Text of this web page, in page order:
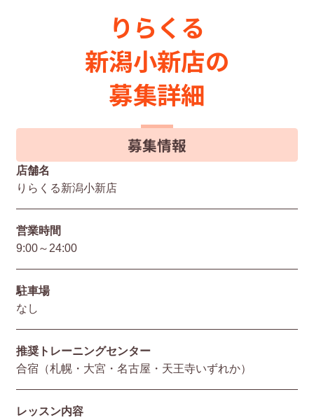
りらくる
新潟小新店の
募集詳細
募集情報
店舗名
りらくる新潟小新店
営業時間
9:00～24:00
駐⾞場
なし
推奨トレーニングセンター
合宿（札幌・大宮・名古屋・天王寺いずれか）
レッスン内容